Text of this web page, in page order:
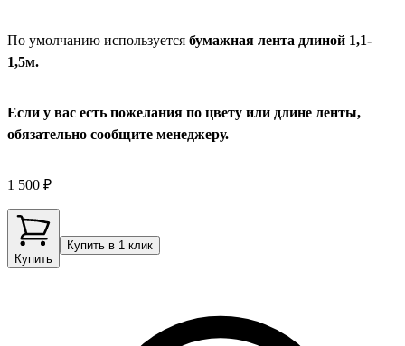
По умолчанию используется бумажная лента длиной 1,1-
1,5м.
Если у вас есть пожелания по цвету или длине ленты,
обязательно сообщите менеджеру.
1 500 ₽
Купить
Купить в 1 клик